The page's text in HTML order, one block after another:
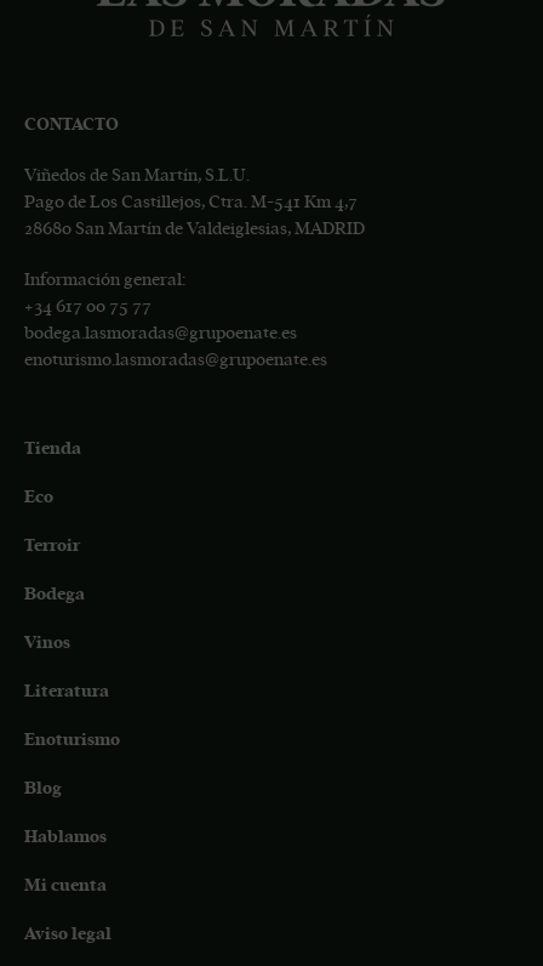
CONTACTO
Viñedos de San Martín, S.L.U.
Pago de Los Castillejos, Ctra. M-541 Km 4,7
28680 San Martín de Valdeiglesias, MADRID
Información general:
+34 617 00 75 77
bodega.lasmoradas@grupoenate.es
enoturismo.lasmoradas@grupoenate.es
Tienda
Eco
Terroir
Bodega
Vinos
Literatura
Enoturismo
Blog
Hablamos
Mi cuenta
Aviso legal